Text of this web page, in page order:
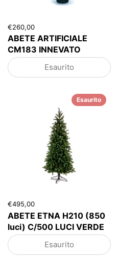
€260,00
ABETE ARTIFICIALE
CM183 INNEVATO
Esaurito
€495,00
ABETE ETNA H210 (850
luci) C/500 LUCI VERDE
Esaurito
Esaurito